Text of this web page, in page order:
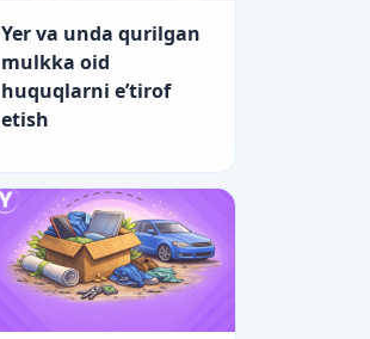
Yer va unda qurilgan
mulkka oid
huquqlarni e’tirof
etish